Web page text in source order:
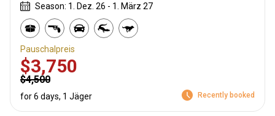
Season: 1. Dez. 26 - 1. März 27
Pauschalpreis
$3,750
$4,500
for 6 days, 1 Jäger Recently booked